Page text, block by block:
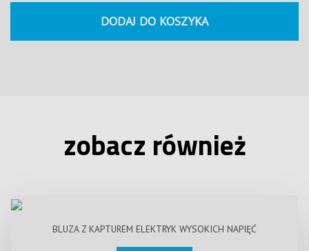
DODAJ DO KOSZYKA
zobacz również
BLUZA Z KAPTUREM ELEKTRYK WYSOKICH NAPIĘĆ